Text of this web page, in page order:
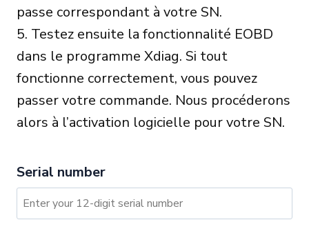
passe correspondant à votre SN.
5. Testez ensuite la fonctionnalité EOBD
dans le programme Xdiag. Si tout
fonctionne correctement, vous pouvez
passer votre commande. Nous procéderons
alors à l’activation logicielle pour votre SN.
Serial number